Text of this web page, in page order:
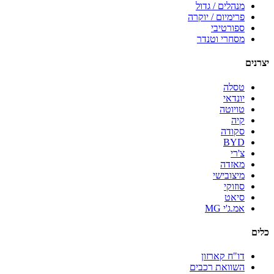
מנהלים / גדול
פרימיום / יוקרה
ספורטיבי
מסחרי וטנדר
יצרנים
טסלה
יונדאי
טויוטה
קיה
סקודה
BYD
צ'רי
מאזדה
מיצובישי
סוזוקי
סיאט
אמ.ג'י MG
כלים
דו"ח קארזון
השוואת רכבים